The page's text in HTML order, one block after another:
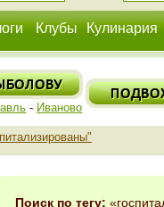
Клубы Кулинария
- Иваново
Поиск по тегу: